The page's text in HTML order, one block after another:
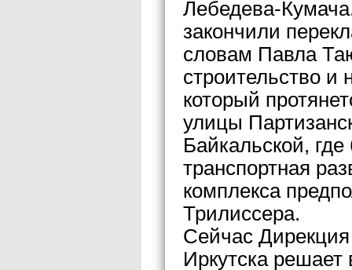
Лебедева-
закончили
словам Павла
строительство и
который
улицы
Байкальской,
транспортная
комплекса
Трилиссера.
Сейчас
Иркутска